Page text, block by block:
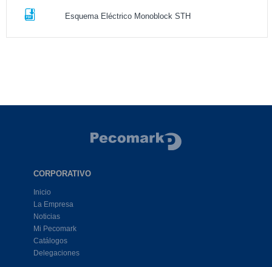
Esquema Eléctrico Monoblock STH
CORPORATIVO
Inicio
La Empresa
Noticias
Mi Pecomark
Catálogos
Delegaciones